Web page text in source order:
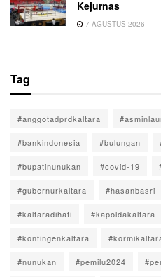
Kejurnas
7 AGUSTUS 2026
Tag
#anggotadprdkaltara
#bankindonesia #bulungan
#bupatinunukan #covid-19
#gubernurkaltara #hasanbasri
#kaltaradihati #kapoldakaltara
#kontingenkaltara
#nunukan #pemilu2024